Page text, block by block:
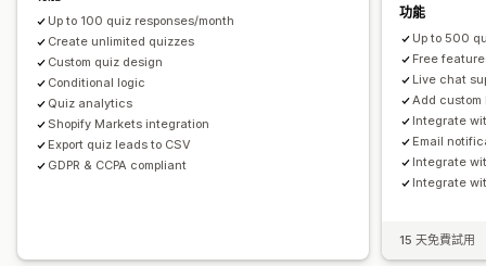
Up to 100 quiz responses/month
Create unlimited quizzes
Custom quiz design
Conditional logic
Quiz analytics
Shopify Markets integration
Export quiz leads to CSV
GDPR & CCPA compliant
功能
Up to 500
Free
Live chat
Add custom
Integrate
Email
Integrate
Integrate
15 天免費試用